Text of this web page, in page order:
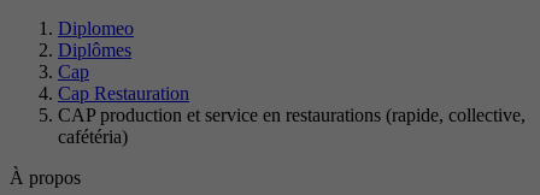
Diplomeo
Diplômes
Cap
Cap Restauration
CAP production et service en restaurations (rapide, collective,
cafétéria)
À propos